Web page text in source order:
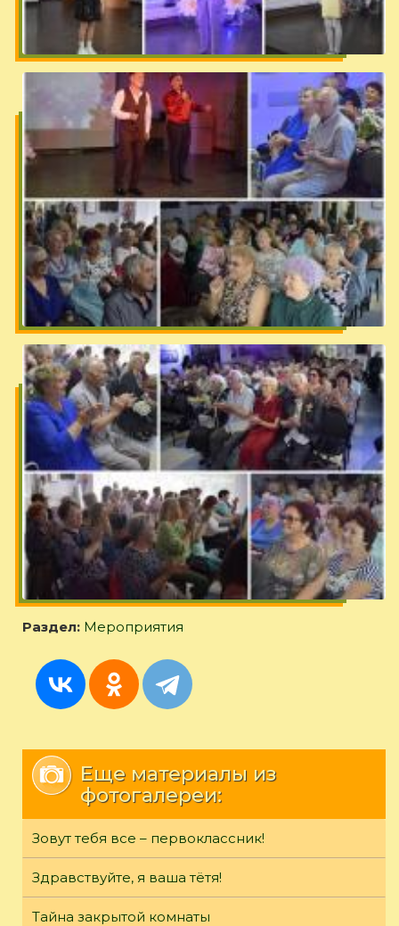
Раздел: Мероприятия
Еще материалы из
фотогалереи:
Зовут тебя все – первоклассник!
Здравствуйте, я ваша тётя!
Тайна закрытой комнаты